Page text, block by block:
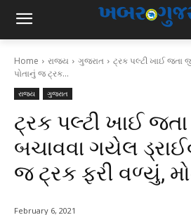
Home રાજ્ય ગુજરાત
ટ્રક પલ્ટી ખાઈ જતા
પોતાનું જ ટ્રક...
રાજ્ય ગુજરાત
ટ્રક પલ્ટી ખાઈ
બચાવવા ગયેલ
જ ટ્રક ફરી વળ્યું,
February 6, 2021